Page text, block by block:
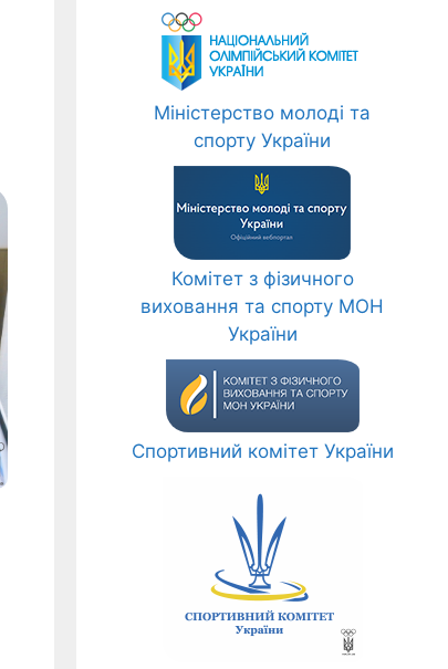
Міністерство молоді та
спорту України
Комітет з фізичного
виховання та спорту МОН
України
Спортивний комітет України